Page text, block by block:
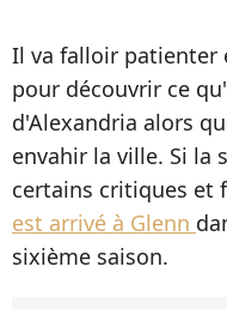
Il va falloir patienter
pour découvrir ce
d'Alexandria alors
envahir la ville. Si la
certains critiques et
est arrivé à Glenn
sixième saison.